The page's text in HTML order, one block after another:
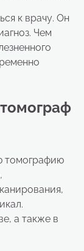
к врачу. Он
Чем
томографию
а также в